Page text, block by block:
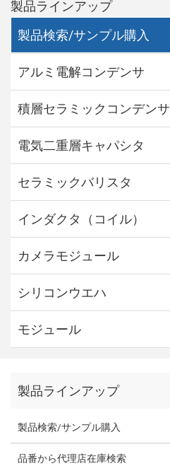
製品ラインアップ
製品検索/サンプル購入
アルミ電解コンデンサ
積層セラミックコンデンサ
電気二重層キャパシタ
セラミックバリスタ
インダクタ（コイル）
カメラモジュール
シリコンウエハ
モジュール
製品ラインアップ
製品検索/サンプル購入
品番から代理店在庫検索